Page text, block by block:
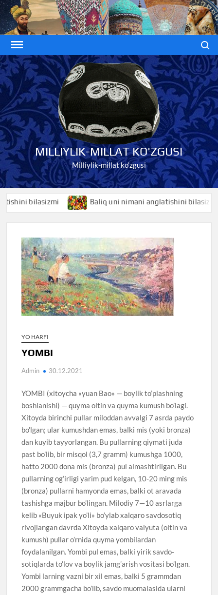
Skip
to
content
MILLIYLIK-MILLAT KO'ZGUSI
Milliylik-millat ko'zgusi
bilasizmi Baliq uni nimani anglatishini bilasizmi
YO HARFI
YOMBI
Admin 30.12.2021
YOMBI (xitoycha «yuan Bao» — boylik to’plashning
boshlanishi) — quyma oltin va quyma kumush bo’lagi.
Xitoyda birinchi pullar miloddan avvalgi 7 asrda paydo
bo’lgan; ular kumushdan emas, balki mis (yoki bronza)
dan kuyib tayyorlangan. Bu pullarning qiymati juda
past bo’lib, bir misqol (3,7 gramm) kumushga 1000,
hatto 2000 dona mis (bronza) pul almashtirilgan. Bu
pullarning og’irligi yarim pud kelgan, 10-20 ming mis
(bronza) pullarni hamyonda emas, balki ot aravada
tashishga majbur bo’lingan. Milodiy 7—10 asrlarga
kelib «Buyuk ipak yo’li» bo’ylab xalqaro savdosotiq
rivojlangan davrda Xitoyda xalqaro valyuta (oltin va
kumush) pullar o’rnida quyma yombilardan
foydalanilgan. Yombi pul emas, balki yirik savdo-
sotiqlarda to’lov va boylik jamg’arish vositasi bo’lgan.
Yombi larning vazni bir xil emas, balki 5 grammdan
2000 grammgacha bo’lib, savdo muomalasida ularni